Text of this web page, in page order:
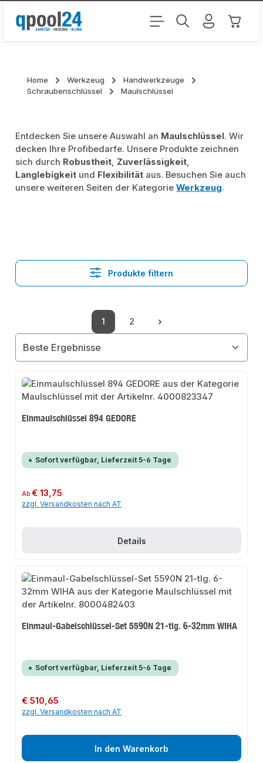
Zum Hauptinhalt springen
Home Werkzeug
Handwerkzeuge
Schraubenschlüssel
Maulschlüssel
Entdecken Sie unsere Auswahl an Maulschlüssel. Wir
decken Ihre Profibedarfe. Unsere Produkte zeichnen
sich durch Robustheit, Zuverlässigkeit,
Langlebigkeit und Flexibilität aus. Besuchen Sie auch
unsere weiteren Seiten der KategorieWerkzeug.
Produkte filtern
Seite
1
Seite
2
Einmaulschlüssel 894 GEDORE
Sofort verfügbar, Lieferzeit 5-6 Tage
Regulärer Preis:
Ab€ 13,75
zzgl. Versandkosten nach AT
Details
Einmaul-Gabelschlüssel-Set 5590N 21-tlg. 6-32mm WIHA
Sofort verfügbar, Lieferzeit 5-6 Tage
Regulärer Preis:
€ 510,65
zzgl. Versandkosten nach AT
In den Warenkorb